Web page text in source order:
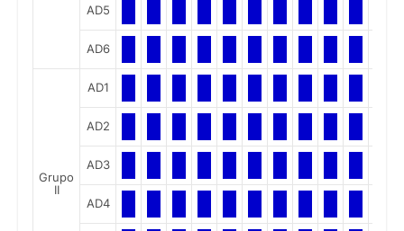
AD5
AD6
Grupo
II
AD1
AD2
AD3
AD4